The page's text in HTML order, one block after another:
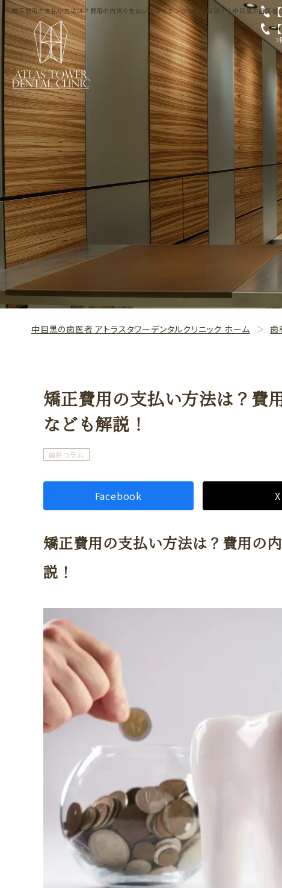
矯正費用の支払い方法は？費用の内訳や支払いのタイミングなども解説！｜中目黒の歯医者
3
中目黒の歯医者 アトラスタワーデンタルクリニック ホーム 歯
矯正費用の支払い方法は？費
なども解説！
歯科コラム
Facebook X
矯正費用の支払い方法は？費用の
説！